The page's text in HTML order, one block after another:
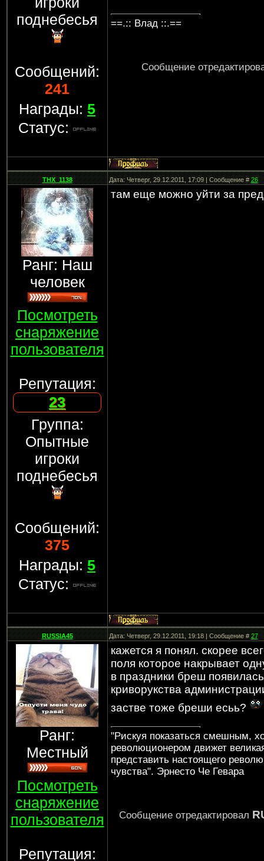
поднебесья
Сообщений:
241
Награды: 5
Статус:
==.:: Влад ::.==
Сообщение
THX_1138 Дата: Четверг, 29.12.2011, 17:09 | Сообщение #26
Ранг: Наш
человек
Посмотреть
снаряжение
пользователя
Репутация:
23
Группа:
Опытные
игроки
поднебесья
Сообщений:
375
Награды: 5
Статус:
там еще можно уйти за
RUSSIA45 Дата: Четверг, 29.12.2011, 19:18 | Сообщение #27
Ранг:
Местный
Посмотреть
снаряжение
пользователя
Репутация:
кажется я понял. скорее
поля которое накрывает
в праздники бреш
криворукства
застве тоже бреши есьь?
"Рискуя показаться смешным,
революционером движет
представить настоящего
чувства". Эрнесто Че Гевара
Сообщение отредактировал